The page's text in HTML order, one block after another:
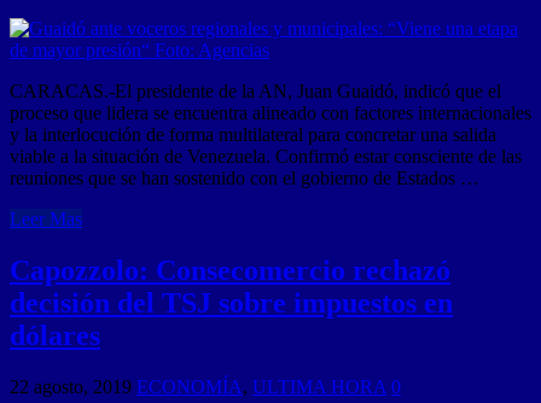
CARACAS.-El presidente de la AN, Juan Guaidó, indicó que el
proceso que lidera se encuentra alineado con factores internacionales
y la interlocución de forma multilateral para concretar una salida
viable a la situación de Venezuela. Confirmó estar consciente de las
reuniones que se han sostenido con el gobierno de Estados …
Leer Mas
Capozzolo: Consecomercio rechazó
decisión del TSJ sobre impuestos en
dólares
22 agosto, 2019 ECONOMÍA, ULTIMA HORA 0